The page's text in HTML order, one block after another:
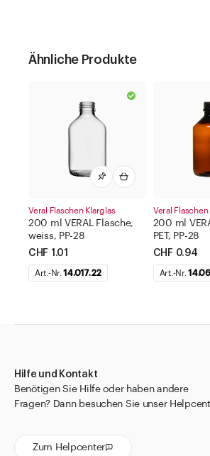
Ähnliche Produkte
Veral Flaschen Klarglas
200 ml VERAL Flasche,
weiss, PP-28
CHF 1.01
Art.-Nr.14.017.22
Veral Flaschen
200 ml
PET, PP-28
CHF 0.94
Art.-Nr.
Hilfe und Kontakt
Benötigen Sie Hilfe oder haben andere
Fragen? Dann besuchen Sie unser
Zum Helpcenter